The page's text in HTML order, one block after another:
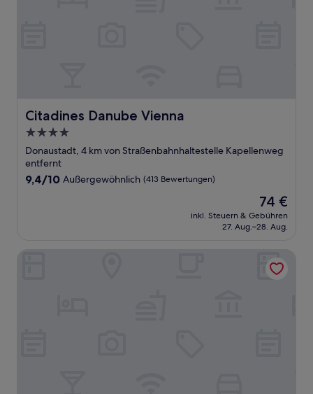
Citadines Danube Vienna
Citadines Danube Vienna
4.0-
Sterne-
Unterkunft
Donaustadt, 4 km von Straßenbahnhaltestelle Kapellenweg
entfernt
9.4
9,4/10 Außergewöhnlich (413 Bewertungen)
Der
Preis
beträgt
74 €
inkl. Steuern & Gebühren
27. Aug.–28. Aug.